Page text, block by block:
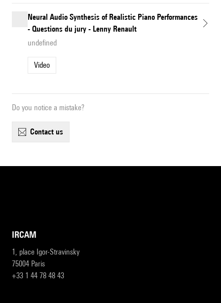
Neural Audio Synthesis of Realistic Piano Performances
- Questions du jury - Lenny Renault
undefined
Video
Do you notice a mistake?
contact us
IRCAM
1, place Igor-Stravinsky
75004 Paris
+33 1 44 78 48 43